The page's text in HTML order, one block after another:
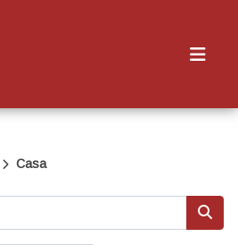
Casa